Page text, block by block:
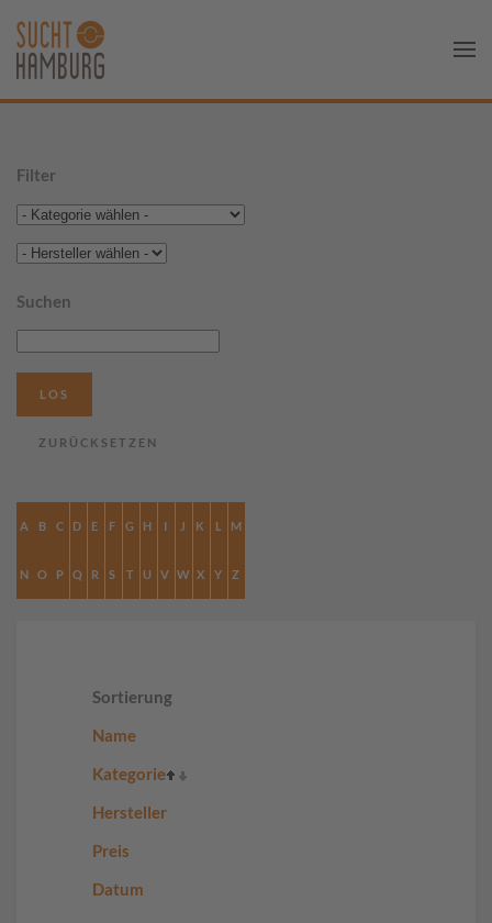
Filter
Suchen
A B C D E F G H I J K L M
N O P Q R S T U V W X Y Z
Sortierung
Name
Kategorie
Hersteller
Preis
Datum